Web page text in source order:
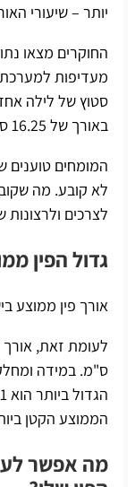
יותר – שיעורי
החוקרים מצאו
מעדיפות למערכת
סטוץ של לילה
באורך של 16.25 ס"מ.
המומחים טוענים
לא קובע. מה
לצרכים ולרצונות
גדול הפין
אורך פין ממוצע
ס"מ. במידה
הממוצע הקטן ביותר הוא 10.01
מה אפשר